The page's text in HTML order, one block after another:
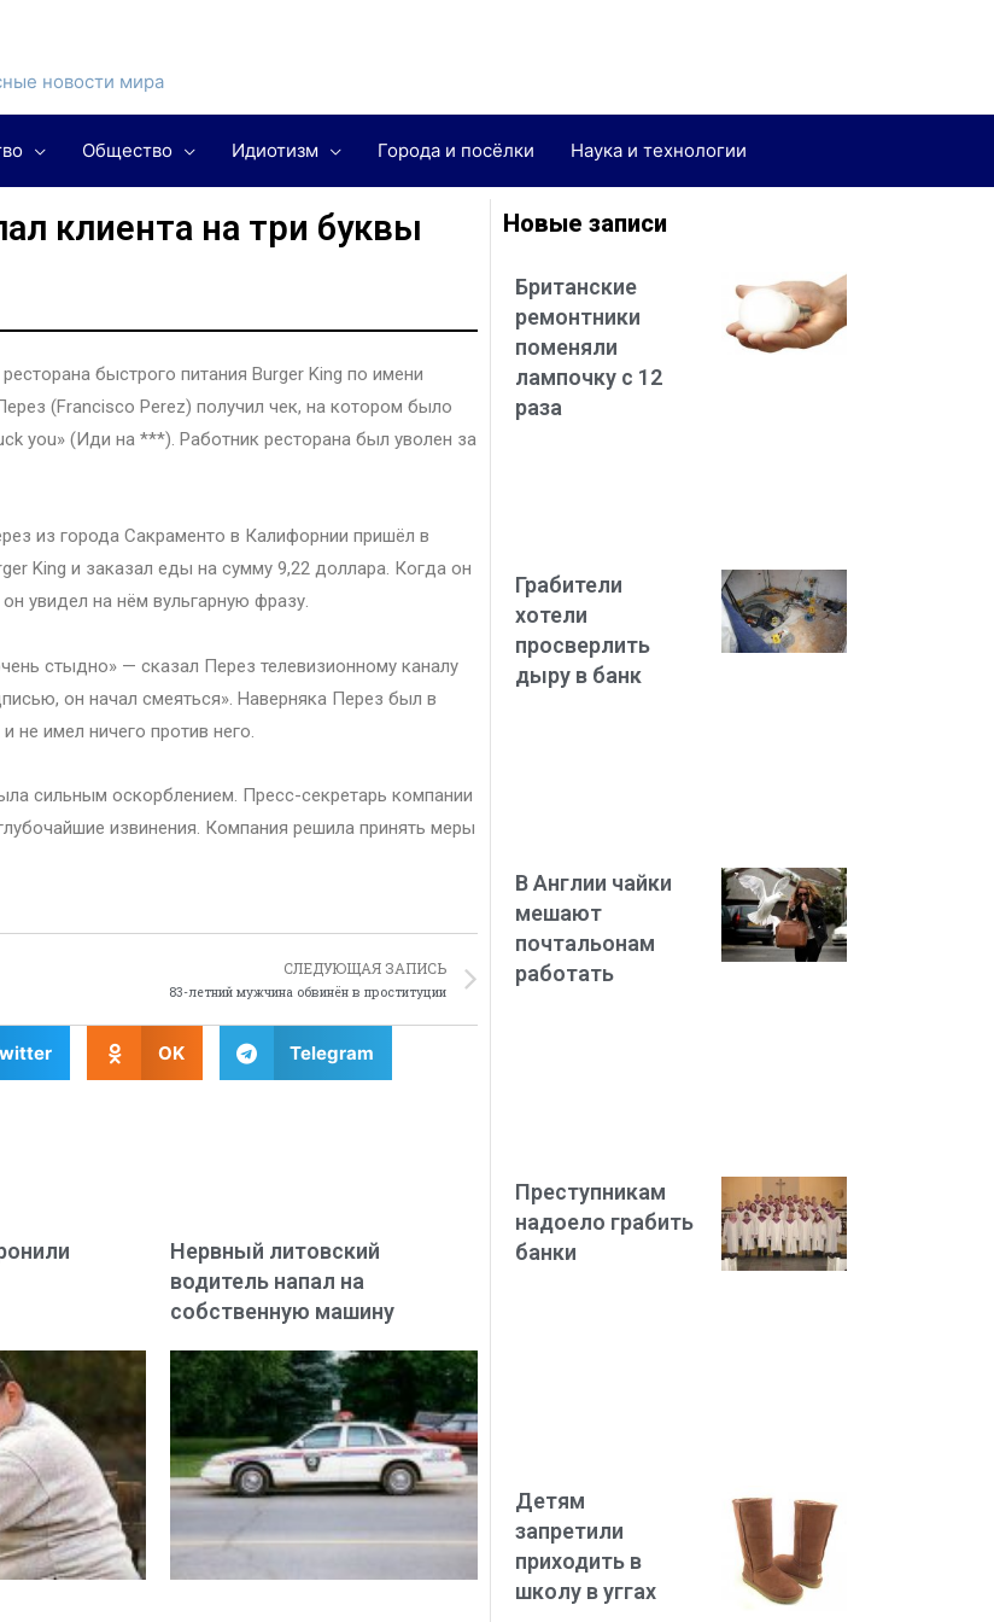
новости мира
Общество Идиотизм Города и посёлки Наука и технологии
клиента на три буквы
быстрого питания Burger King по имени
(Francisco Perez) получил чек, на котором было
you» (Иди на ***). Работник ресторана был уволен за
из города Сакраменто в Калифорнии пришёл в
King и заказал еды на сумму 9,22 доллара. Когда он
увидел на нём вульгарную фразу.
стыдно» — сказал Перез телевизионному каналу
он начал смеяться». Наверняка Перез был в
не имел ничего против него.
сильным оскорблением. Пресс-секретарь компании
извинения. Компания решила принять меры
СЛЕДУЮЩАЯ ЗАПИСЬ
83-летний мужчина обвинён в проституции
OK Telegram
Нервный литовский
водитель напал на
собственную машину
Новые записи
Британские
ремонтники
поменяли
лампочку с 12
раза
Грабители
хотели
просверлить
дыру в банк
В Англии чайки
мешают
почтальонам
работать
Преступникам
надоело грабить
банки
Детям
запретили
приходить в
школу в уггах